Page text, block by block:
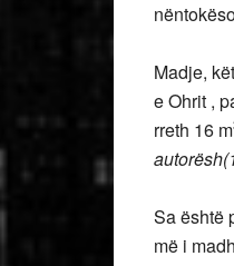
Madje,
e Ohrit ,
rreth 16 m
autorësh
Sa është
më i